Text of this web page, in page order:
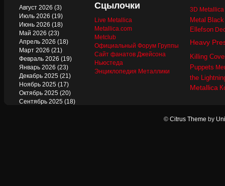
Август 2026 (3)
Июль 2026 (19)
Июнь 2026 (18)
Май 2026 (23)
Апрель 2026 (18)
Март 2026 (21)
Февраль 2026 (19)
Январь 2026 (23)
Декабрь 2025 (21)
Ноябрь 2025 (17)
Октябрь 2025 (20)
Сентябрь 2025 (18)
Сцылочки
Live Metallica
Metallica.com
Metclub
Официальный Форум Группы
Сайт фанатов Джейсона
Ньюстеда
Энциклопедия Металлики
3D
Metal
Ellefson
Heavy
Killing
Puppets
the
Metallica
© Citrus Theme by